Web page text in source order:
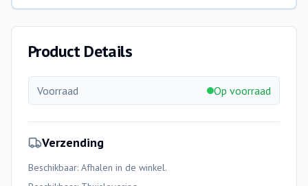
Product Details
Voorraad Op voorraad
Verzending
Beschikbaar: Afhalen in de winkel.